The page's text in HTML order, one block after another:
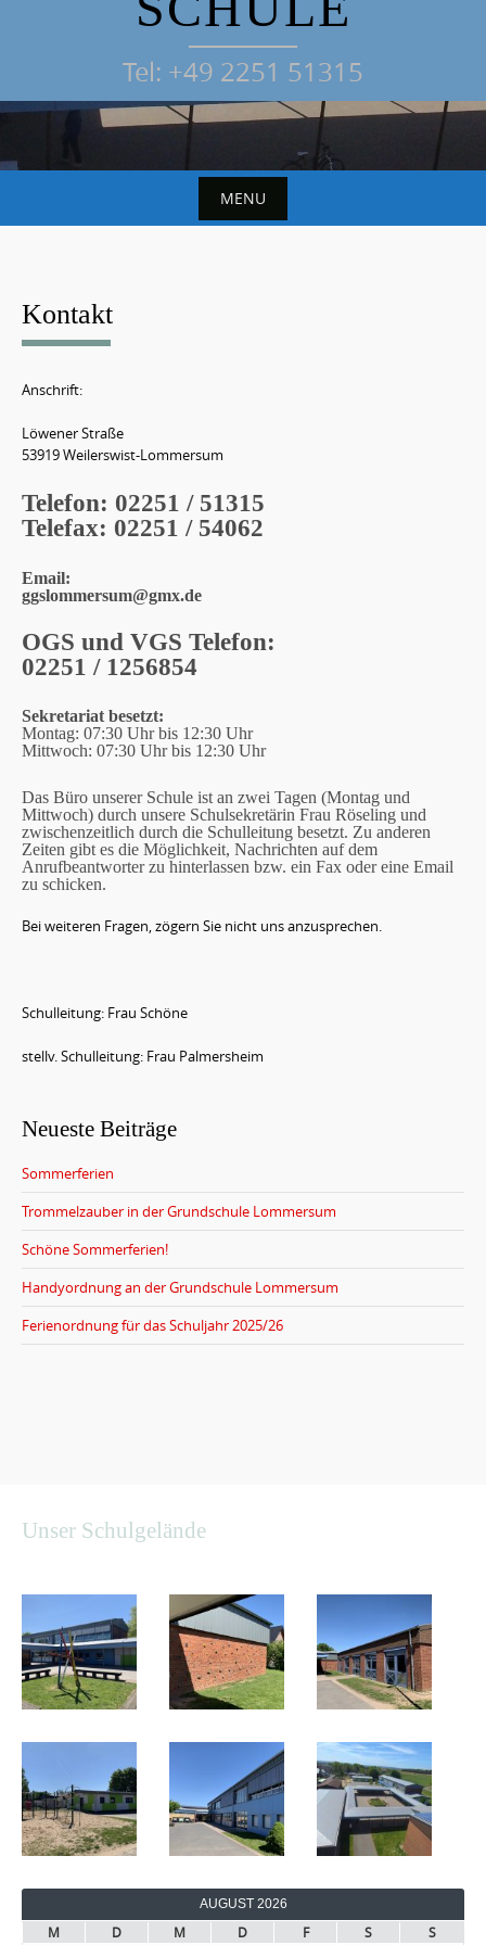
Tel: +49 2251 51315
MENU
Kontakt
Anschrift:
Löwener Straße
53919 Weilerswist-Lommersum
Telefon: 02251 / 51315
Telefax: 02251 / 54062
Email:
ggslommersum@gmx.de
OGS und VGS Telefon:
02251 / 1256854
Sekretariat besetzt:
Montag: 07:30 Uhr bis 12:30 Uhr
Mittwoch: 07:30 Uhr bis 12:30 Uhr
Das Büro unserer Schule ist an zwei Tagen (Montag und
Mittwoch) durch unsere Schulsekretärin Frau Röseling und
zwischenzeitlich durch die Schulleitung besetzt. Zu anderen
Zeiten gibt es die Möglichkeit, Nachrichten auf dem
Anrufbeantworter zu hinterlassen bzw. ein Fax oder eine Email
zu schicken.
Bei weiteren Fragen, zögern Sie nicht uns anzusprechen.
Schulleitung: Frau Schöne
stellv. Schulleitung: Frau Palmersheim
Neueste Beiträge
Sommerferien
Trommelzauber in der Grundschule Lommersum
Schöne Sommerferien!
Handyordnung an der Grundschule Lommersum
Ferienordnung für das Schuljahr 2025/26
Unser Schulgelände
AUGUST 2026
M D M D F S S